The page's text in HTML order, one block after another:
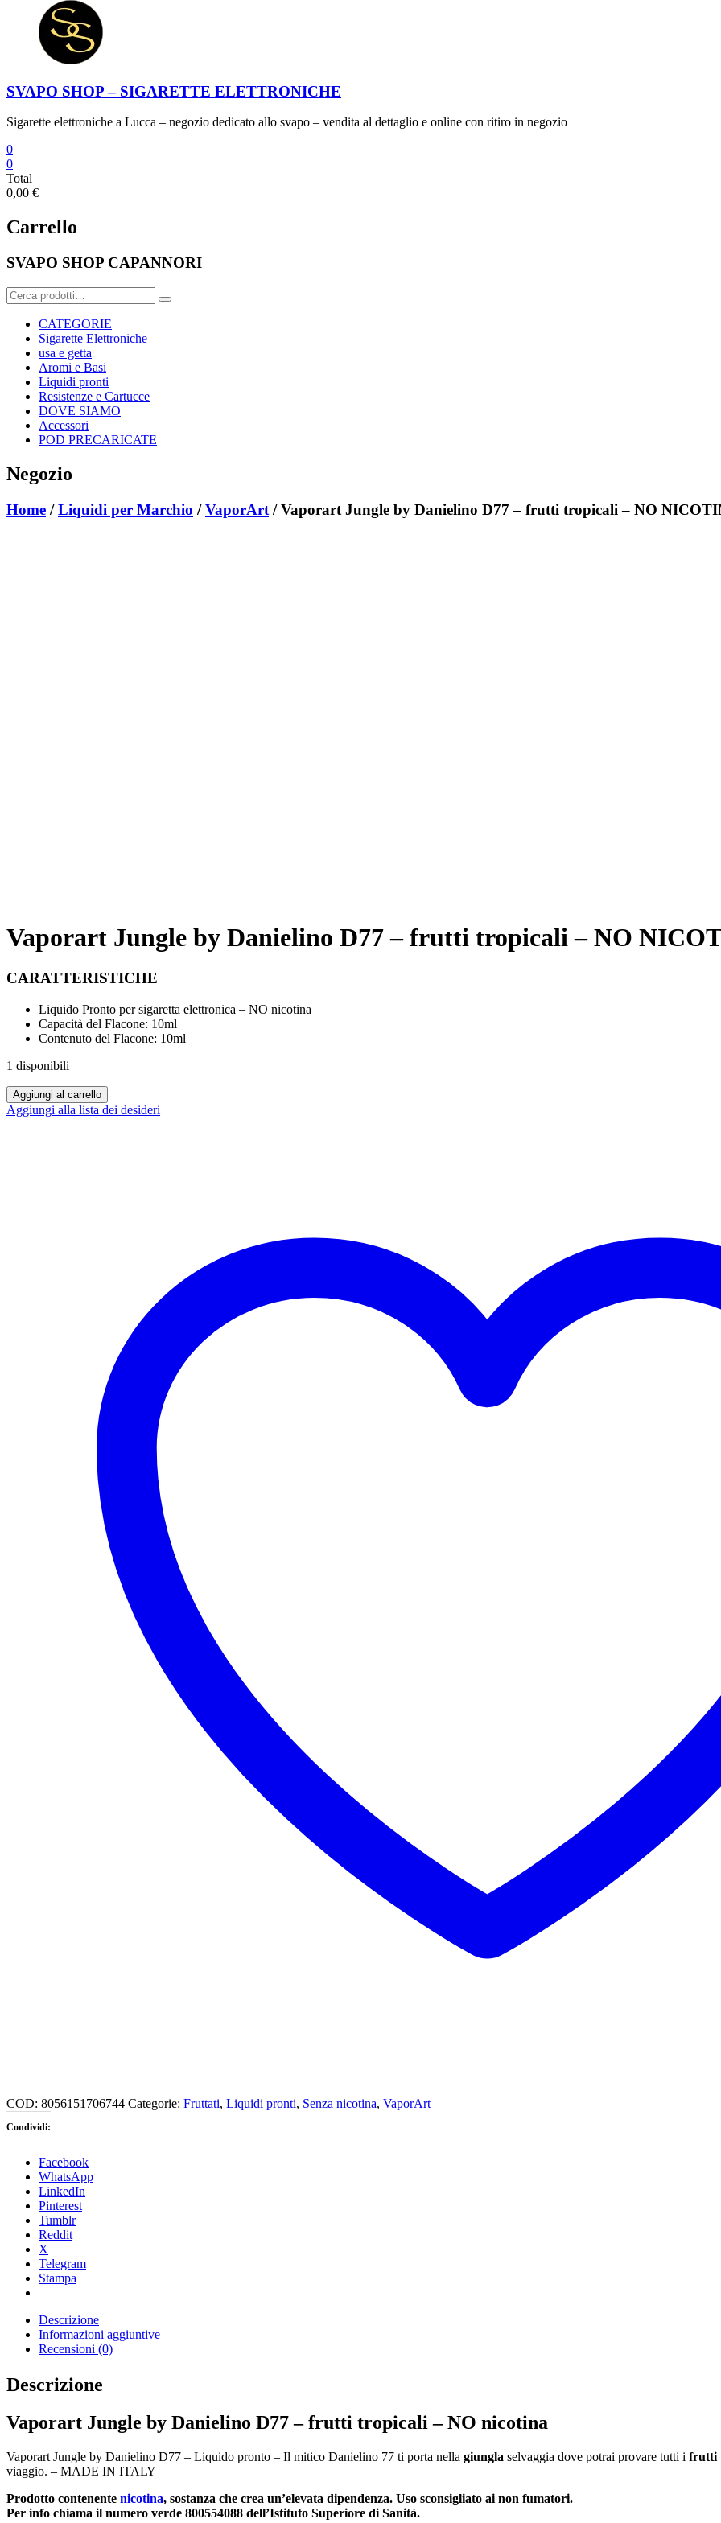
SVAPO SHOP – SIGARETTE ELETTRONICHE
Sigarette elettroniche a Lucca – negozio dedicato allo svapo – vendita al dettaglio e online con ritiro in negozio
0
0
Total
0,00 €
Carrello
SVAPO SHOP CAPANNORI
Cerca:
CATEGORIE
Sigarette Elettroniche
usa e getta
Aromi e Basi
Liquidi pronti
Resistenze e Cartucce
DOVE SIAMO
Accessori
POD PRECARICATE
Negozio
Home /Liquidi per Marchio /VaporArt / Vaporart Jungle by Danielino D77 – frutti tropicali – NO
Vaporart Jungle by Danielino D77 – frutti tropicali – NO
CARATTERISTICHE
Liquido Pronto per sigaretta elettronica – NO nicotina
Capacità del Flacone: 10ml
Contenuto del Flacone: 10ml
1 disponibili
Vaporart
Jungle
by
Aggiungi al carrello
Aggiungi alla lista dei desideri
COD: 8056151706744 Categorie: Fruttati, Liquidi pronti, Senza nicotina, VaporArt
Condividi:
Facebook
WhatsApp
LinkedIn
Pinterest
Tumblr
Reddit
X
Telegram
Stampa
Descrizione
Informazioni aggiuntive
Recensioni (0)
Descrizione
Vaporart Jungle by Danielino D77 – frutti tropicali – NO nicotina
Vaporart Jungle by Danielino D77 – Liquido pronto – Il mitico Danielino 77 ti porta nella giungla selvaggia dove potrai provare tutti i frutti
viaggio. – MADE IN ITALY
Prodotto contenente nicotina, sostanza che crea un’elevata dipendenza. Uso sconsigliato ai non fumatori.
Per info chiama il numero verde 800554088 dell’Istituto Superiore di Sanità.